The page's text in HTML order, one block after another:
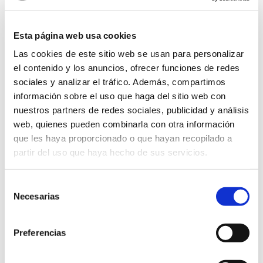
Esta página web usa cookies
Las cookies de este sitio web se usan para personalizar
el contenido y los anuncios, ofrecer funciones de redes
sociales y analizar el tráfico. Además, compartimos
información sobre el uso que haga del sitio web con
nuestros partners de redes sociales, publicidad y análisis
web, quienes pueden combinarla con otra información
que les haya proporcionado o que hayan recopilado a
partir del uso que haya hecho de sus servicios.
Necesarias
Preferencias
Iluminación
RSC Eventos Ximenez Group
Grupo Ximenez en ‘FP y empresa: